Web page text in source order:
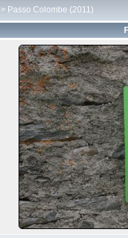
> Passo Colombe (2011)